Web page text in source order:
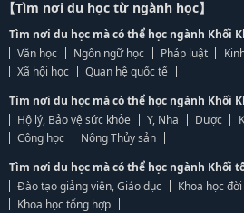
【Tìm nơi du học từ ngành học】
Tìm nơi du học mà có thể học ngành Khối
Văn học
Ngôn ngữ học Pháp luật
Xã hội học
Quan hệ quốc tế
Tìm nơi du học mà có thể học ngành Khối
Hộ lý, Bảo vệ sức khỏe
Y, Nha Dược
Công học
Nông Thủy sản
Tìm nơi du học mà có thể học ngành Khối
Đào tạo giảng viên, Giáo dục
Khoa học
Khoa học tổng hợp